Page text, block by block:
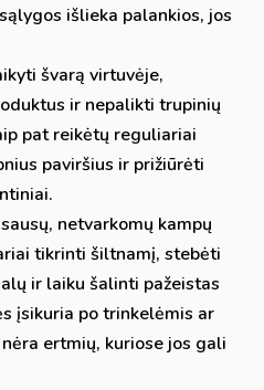
išlieka palankios, jos
švarą virtuvėje,
ir nepalikti trupinių
pat reikėtų reguliariai
paviršius ir prižiūrėti
netvarkomų kampų
tikrinti šiltnamį, stebėti
ir laiku šalinti pažeistas
įsikuria po trinkelėmis ar
ertmių, kuriose jos gali